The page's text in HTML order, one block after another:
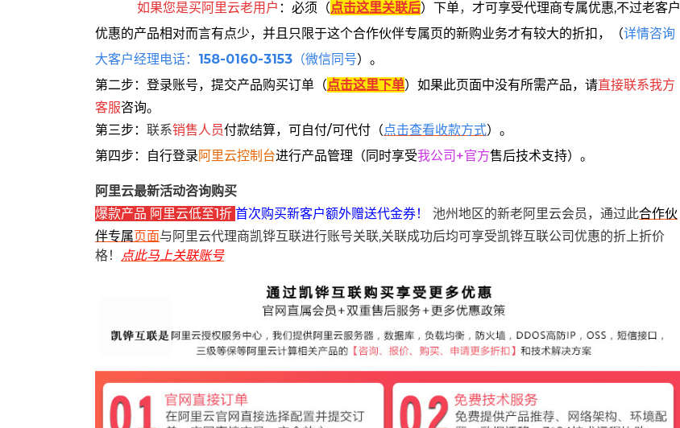
如果您是买阿里云老用户 ： 必须 （点击这里关联后） 下单， 才可享受代理商专属优惠,不过老客户
优惠的产品相对而言有点少，并且只限于这个合作伙伴专属页的新购业务才有较大的折扣，
（详情咨询
大客户经理电话： 158-0160-3153 （微信同号）。
第二步：登录账号，提交产品购买订单（点击这里下单） 如果此页面中没有所需产品，请直接联系我方
客服咨询。
第三步： 联系销售人员付款结算，可自付/可代付（点击查看收款方式）。
第四步：自行登录 阿里云控制台进行产品管理（同时享受我公司+官方售后技术支持）。
阿里云最新活动咨询购买
爆款产品 阿里云低至1折 首次购买新客户额外赠送代金券！ 池州地区的新老阿里云会员，通过此合作伙
伴专属页面与阿里云代理商凯铧互联进行账号关联,关联成功后均可享受凯铧互联公司优惠的折上折价
格！ 点此马上关联账号